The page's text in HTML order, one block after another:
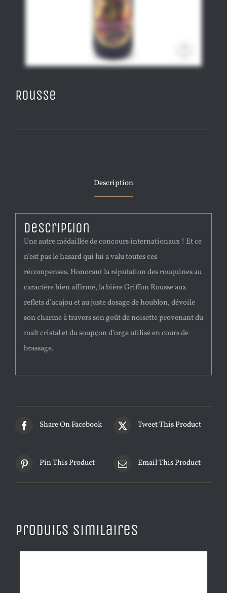
Rousse
Description
Description
Une autre médaillée de concours internationaux ! Et ce
n’est pas le hasard qui lui a valu toutes ces
récompenses. Honorant la réputation des rouquines au
caractère bien affirmé, la bière Griffon Rousse aux
reflets d’acajou et au juste dosage de houblon, dévoile
son charme à travers son goût de noisette provenant du
malt cristal et du soupçon d’orge utilisé en cours de
brassage.
Share On Facebook Tweet This Product
Pin This Product Email This Product
Produits similaires